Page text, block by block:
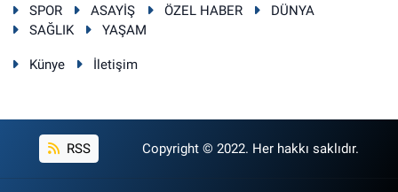
SPOR
ASAYİŞ ÖZEL HABER
DÜNYA
SAĞLIK
YAŞAM
Künye İletişim
RSS Copyright © 2022. Her hakkı saklıdır.